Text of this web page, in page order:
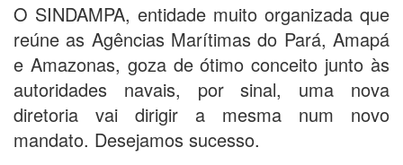
O SINDAMPA, entidade muito organizada que
reúne as Agências Marítimas do Pará, Amapá
e Amazonas, goza de ótimo conceito junto às
autoridades navais, por sinal, uma nova
diretoria vai dirigir a mesma num novo
mandato. Desejamos sucesso.